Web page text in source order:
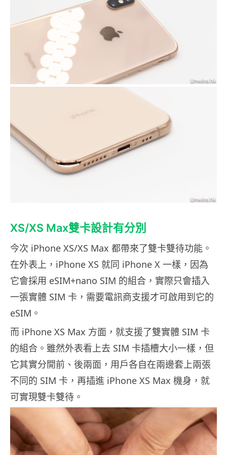
XS/XS Max雙卡設計有分別
今次 iPhone XS/XS Max 都帶來了雙卡雙待功能。
在外表上，iPhone XS 就同 iPhone X 一樣，因為
它會採用 eSIM+nano SIM 的組合，實際只會插入
一張實體 SIM 卡，需要電訊商支援才可啟用到它的
eSIM。
而 iPhone XS Max 方面，就支援了雙實體 SIM 卡
的組合。雖然外表看上去 SIM 卡插槽大小一樣，但
它其實分開前、後兩面，用戶各自在兩邊套上兩張
不同的 SIM 卡，再插進 iPhone XS Max 機身，就
可實現雙卡雙待。